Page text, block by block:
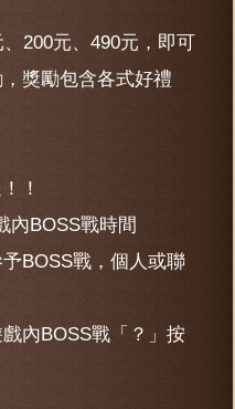
200元、490元，即可
獎勵包含各式好禮
！
內BOSS戰時間
BOSS戰，個人或聯
內BOSS戰「？」按